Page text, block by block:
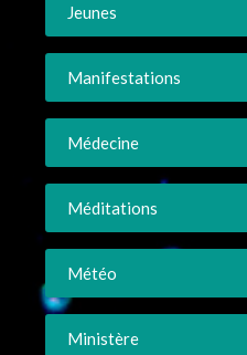
Jeunes
Manifestations
Médecine
Méditations
Météo
Ministère